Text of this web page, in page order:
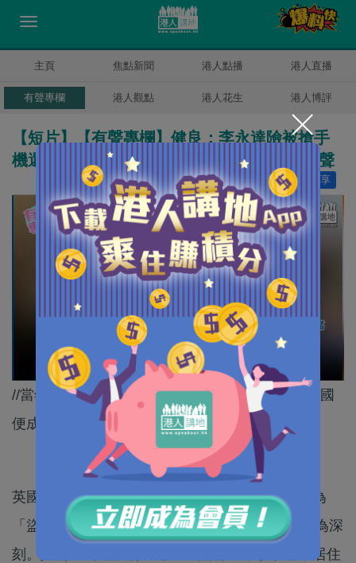
主頁 焦點新聞 港人點播 港人直播
有聲專欄 港人觀點 港人花生 港人博評
【短片】【有聲專欄】健良：李永達險被搶手
機還感覺良好 英國盜賊如毛「手足」忍氣吞聲
分享
讚好 23
//當年暴亂禍港，「手足」何其勇武，人一到了英國
便成為「鵪鶉」，其實有苦自己知罷了。//
英國國庫空虛，警方經費短缺，首都倫敦早已變為
「盜賊之城」，身居英國BNO港人的感受自然最為深
刻。人稱「高達」的香港民主黨前主席李永達，居住